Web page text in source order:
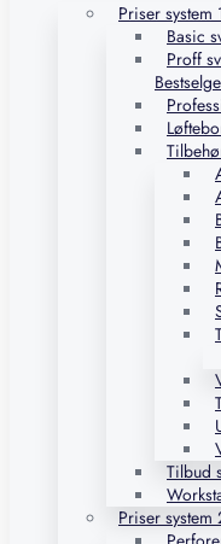
Priser system
Basic
Proff
Tilbud
Priser system